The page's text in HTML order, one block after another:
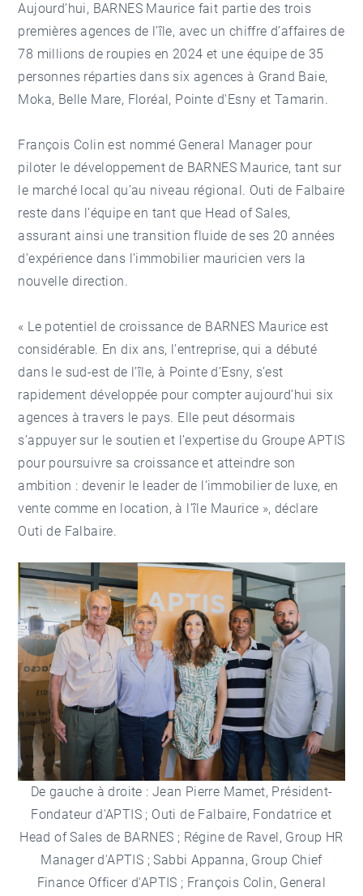
Aujourd’hui, BARNES Maurice fait partie des trois
premières agences de l’île, avec un chiffre d’affaires de
78 millions de roupies en 2024 et une équipe de 35
personnes réparties dans six agences à Grand Baie,
Moka, Belle Mare, Floréal, Pointe d'Esny et Tamarin.
François Colin est nommé General Manager pour
piloter le développement de BARNES Maurice, tant sur
le marché local qu’au niveau régional. Outi de Falbaire
reste dans l’équipe en tant que Head of Sales,
assurant ainsi une transition fluide de ses 20 années
d’expérience dans l’immobilier mauricien vers la
nouvelle direction.
« Le potentiel de croissance de BARNES Maurice est
considérable. En dix ans, l’entreprise, qui a débuté
dans le sud-est de l’île, à Pointe d’Esny, s’est
rapidement développée pour compter aujourd’hui six
agences à travers le pays. Elle peut désormais
s’appuyer sur le soutien et l’expertise du Groupe APTIS
pour poursuivre sa croissance et atteindre son
ambition : devenir le leader de l’immobilier de luxe, en
vente comme en location, à l’île Maurice », déclare
Outi de Falbaire.
De gauche à droite : Jean Pierre Mamet, Président-
Fondateur d'APTIS ; Outi de Falbaire, Fondatrice et
Head of Sales de BARNES ; Régine de Ravel, Group HR
Manager d'APTIS ; Sabbi Appanna, Group Chief
Finance Officer d'APTIS ; François Colin, General